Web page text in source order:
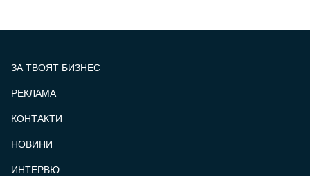
ЗА ТВОЯТ БИЗНЕС
РЕКЛАМА
КОНТАКТИ
НОВИНИ
ИНТЕРВЮ